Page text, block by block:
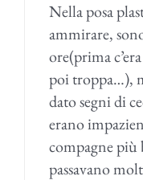
Nella posa
ammirare,
ore(prima
poi troppa…),
dato segni di
erano
compagne più
passavano